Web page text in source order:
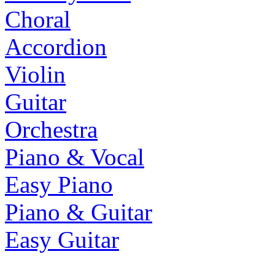
Choral
Accordion
Violin
Guitar
Orchestra
Piano & Vocal
Easy Piano
Piano & Guitar
Easy Guitar